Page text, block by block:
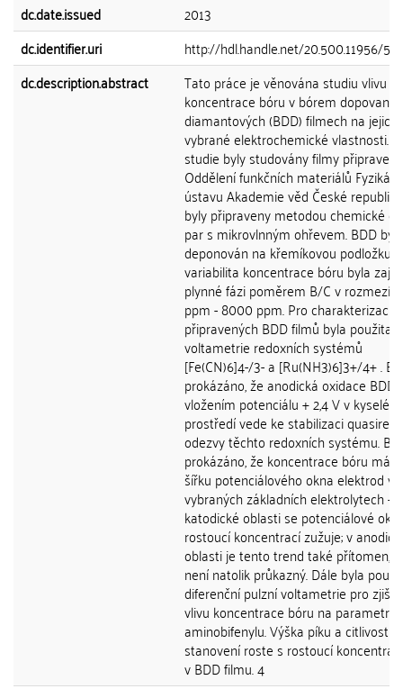
dc.date.issued
2013
dc.identifier.uri
http://hdl.handle.net/20.500.11956/
dc.description.abstract
Tato práce je věnována studiu vlivu
koncentrace bóru v bórem
diamantových (BDD) filmech na jejich
vybrané elektrochemické vlastnosti.
studie byly studovány filmy
Oddělení funkčních materiálů
ústavu Akademie věd České
byly připraveny metodou chemické
par s mikrovlnným ohřevem. BDD byl
deponován na křemíkovou podložku a
variabilita koncentrace bóru byla
plynné fázi poměrem B/C v rozmezí
ppm - 8000 ppm. Pro charakterizaci
připravených BDD filmů byla použita
voltametrie redoxních systémů
[Fe(CN)6]4-/3- a [Ru(NH3)6]3+/4+ .
prokázáno, že anodická oxidace BDD
vložením potenciálu + 2,4 V v kyselém
prostředí vede ke stabilizaci
odezvy těchto redoxních systému.
prokázáno, že koncentrace bóru má
šířku potenciálového okna elektrod ve
vybraných základních elektrolytech - v
katodické oblasti se potenciálové
rostoucí koncentrací zužuje; v
oblasti je tento trend také přítomen, i
není natolik průkazný. Dále byla
diferenční pulzní voltametrie pro
vlivu koncentrace bóru na parametry
aminobifenylu. Výška píku a citlivost
stanovení roste s rostoucí
v BDD filmu. 4